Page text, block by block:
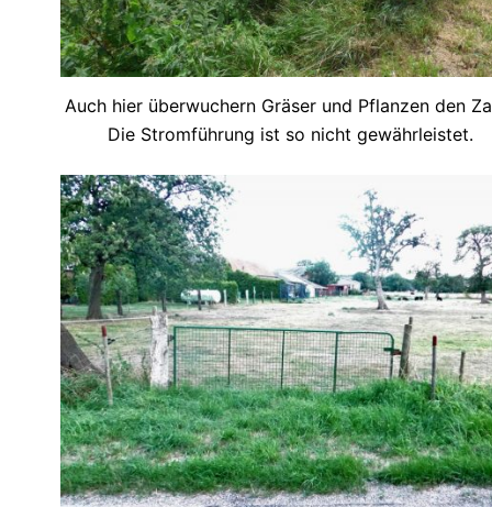
Auch hier überwuchern Gräser und Pflanzen den
Die Stromführung ist so nicht gewährleistet.